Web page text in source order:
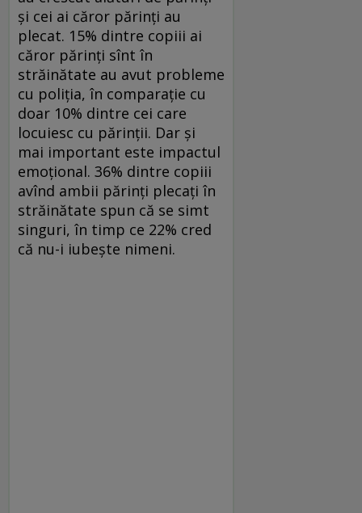
şi cei ai căror părinţi au
plecat. 15% dintre copiii ai
căror părinţi sînt în
străinătate au avut probleme
cu poliţia, în comparaţie cu
doar 10% dintre cei care
locuiesc cu părinţii. Dar şi
mai important este impactul
emoţional. 36% dintre copiii
avînd ambii părinţi plecaţi în
străinătate spun că se simt
singuri, în timp ce 22% cred
că nu-i iubeşte nimeni.